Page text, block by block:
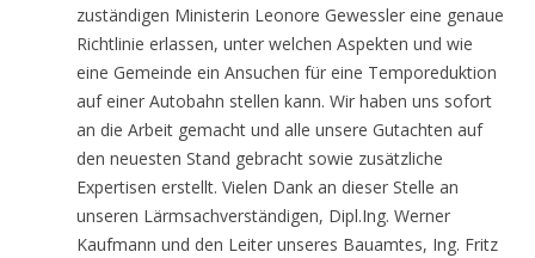
zuständigen Ministerin Leonore Gewessler eine genaue
Richtlinie erlassen, unter welchen Aspekten und wie
eine Gemeinde ein Ansuchen für eine Temporeduktion
auf einer Autobahn stellen kann. Wir haben uns sofort
an die Arbeit gemacht und alle unsere Gutachten auf
den neuesten Stand gebracht sowie zusätzliche
Expertisen erstellt. Vielen Dank an dieser Stelle an
unseren Lärmsachverständigen, Dipl.Ing. Werner
Kaufmann und den Leiter unseres Bauamtes, Ing. Fritz